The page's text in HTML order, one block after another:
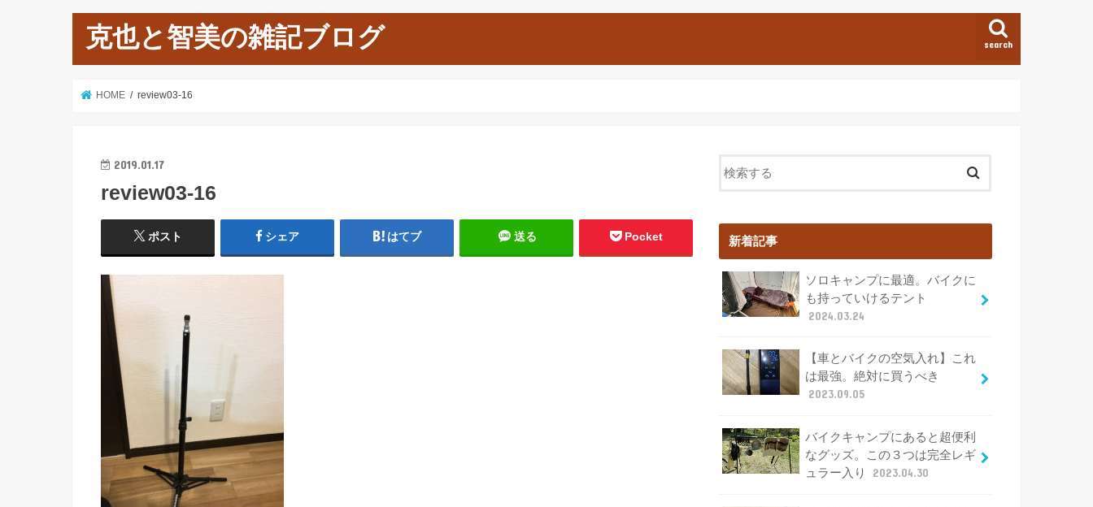
克也と智美の雑記ブログ search
HOME review03-16
2019.01.17
review03-16
ポスト シェア はてブ 送る Pocket 新着記事
ソロキャンプに最適。バイクに
も持っていけるテント
2024.03.24
【車とバイクの空気入れ】これ
は最強。絶対に買うべき
2023.09.05
バイクキャンプにあると超便利
なグッズ。この３つは完全レギ
ュラー入り
2023.04.30